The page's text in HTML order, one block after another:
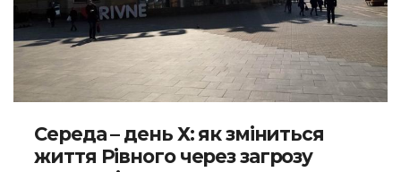
Середа – день Х: як зміниться
життя Рівного через загрозу